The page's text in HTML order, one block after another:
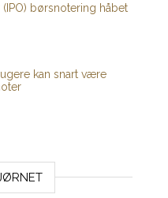
børsnotering håbet
kan snart være